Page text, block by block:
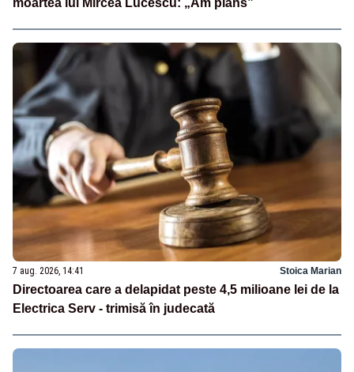
moartea lui Mircea Lucescu: „Am plâns”
7 aug. 2026, 14:41 Stoica Marian
Directoarea care a delapidat peste 4,5 milioane lei de la
Electrica Serv - trimisă în judecată